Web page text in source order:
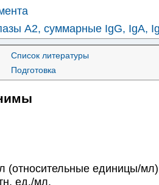
А2, суммарные IgG, IgA,
хряща
ЖКТ
кожи
Список литературы
Подготовка
единицы/
ед./мл.